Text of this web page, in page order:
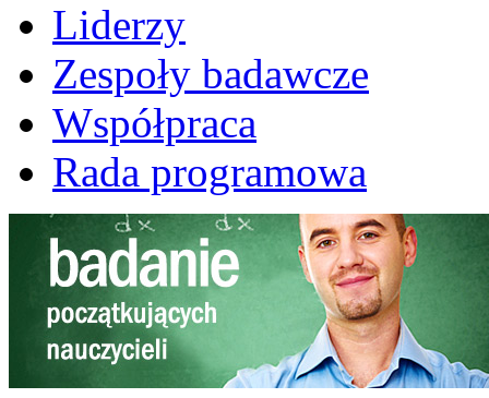
Liderzy
Zespoły badawcze
Współpraca
Rada programowa